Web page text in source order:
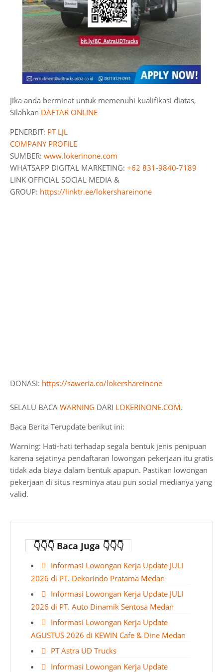
Jika anda berminat untuk memenuhi kualifikasi diatas,
Silahkan DAFTAR ONLINE
PENERBIT: PT LJL
COMPANY PROFILE
SUMBER: www.lokerinone.com
WHATSAPP DIGITAL MARKETING: +62 831-9840-7189
LINK OFFICIAL SOCIAL MEDIA &
GROUP: https://linktr.ee/lokershareinone
DONASI: https://saweria.co/lokershareinone
SELALU BACA WARNING DARI LOKERINONE.COM.
Baca Berita Terupdate berikut ini:
Warning: Hati-hati terhadap segala bentuk jenis penipuan
karena sejatinya pendaftaran lowongan pekerjaan itu gratis
tidak ada biaya dalam bentuk apapun. Pastikan lowongan
pekerjaan di situs resminya atau pun social medianya yang
valid.
👇👇👇 Baca Juga 👇👇👇
Informasi Lowongan Kerja Update JULI
2026 di PT. Dekorindo Pratama Medan
Informasi Lowongan Kerja Update JULI
2026 di PT. Auto Dinamik Sentosa Medan
Informasi Lowongan Kerja Update
AGUSTUS 2026 di KEWIN Cafe & Dine Medan
PT Astra UD Trucks
Informasi Lowongan Kerja Update